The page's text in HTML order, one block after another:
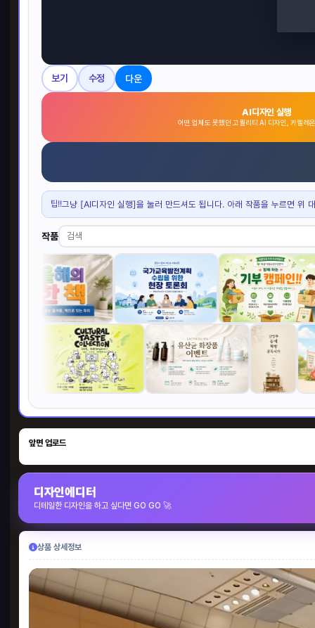
보기 수정 다운
AI디자인 실행
어떤 업체도 못했던 고퀄리티 AI 디자인, 카멜레
팁!!그냥 [AI디자인 실행]을 눌러 만드셔도 됩니다. 아래 작품을 누르면 위
작품
앞면 업로드
디자인에디터
디테일한 디자인을 하고 싶다면 GO GO 🚀
상품 상세정보